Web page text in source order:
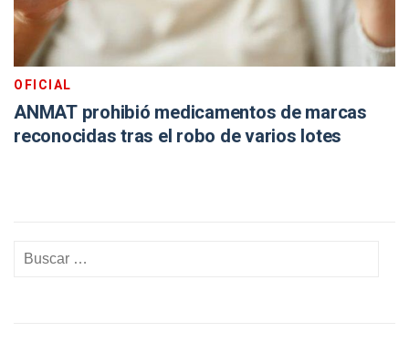
OFICIAL
ANMAT prohibió medicamentos de marcas
reconocidas tras el robo de varios lotes